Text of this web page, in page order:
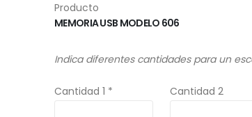
Producto
MEMORIA USB MODELO 606
Indica diferentes cantidades para un
Cantidad 1 * Cantidad 2